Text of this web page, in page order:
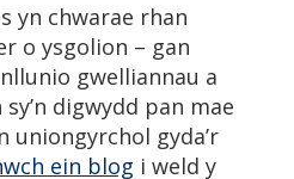
yn chwarae rhan
o ysgolion – gan
gwelliannau a
digwydd pan mae
uniongyrchol gyda’r
ein blog i weld y